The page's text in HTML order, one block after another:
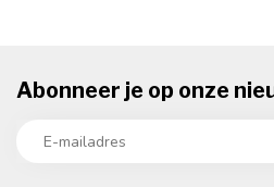
Abonneer je op onze